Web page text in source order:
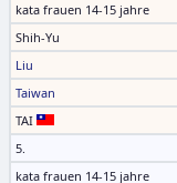
kata frauen 14-15 jahre
Shih-Yu
Liu
Taiwan
TAI
5.
kata frauen 14-15 jahre